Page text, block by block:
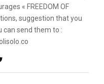
« FREEDOM OF
suggestion that you
can send them to :